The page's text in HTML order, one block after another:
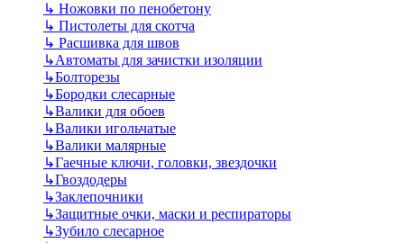
↳ Ножовки по пенобетону
↳ Пистолеты для скотча
↳ Расшивка для швов
↳Автоматы для зачистки изоляции
↳Болторезы
↳Бородки слесарные
↳Валики для обоев
↳Валики игольчатые
↳Валики малярные
↳Гаечные ключи, головки, звездочки
↳Гвоздодеры
↳Заклепочники
↳Защитные очки, маски и респираторы
↳Зубило слесарное